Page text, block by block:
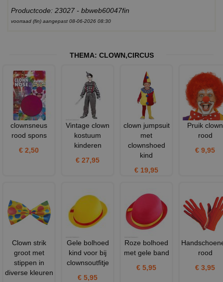
Productcode: 23027 - bbweb60047fin
voorraad (fin) aangepast 08-06-2026 08:30
THEMA: CLOWN,CIRCUS
clownsneus
rood spons
€ 2,50
Vintage clown
kostuum
kinderen
€ 27,95
clown jumpsuit
met
clownshoed
kind
€ 19,95
Pruik clown
rood
€ 9,95
Clown strik
groot met
stippen in
diverse kleuren
Gele bolhoed
kind voor bij
clownsoutfitje
€ 5,95
Roze bolhoed
met gele band
€ 5,95
rood
€ 3,95